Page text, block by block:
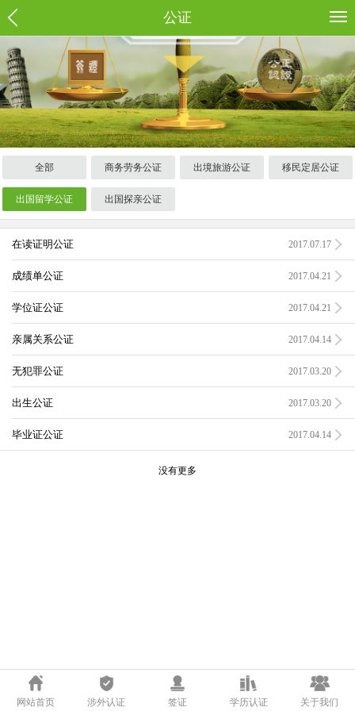
公证
全部 商务劳务公证 出境旅游公证 移民定居公证
出国留学公证 出国探亲公证
在读证明公证 2017.07.17
成绩单公证 2017.04.21
学位证公证 2017.04.21
亲属关系公证 2017.04.14
无犯罪公证 2017.03.20
出生公证 2017.03.20
毕业证公证 2017.04.14
没有更多
网站首页 涉外认证 签证 学历认证 关于我们